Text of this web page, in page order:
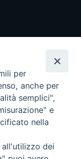
riservati - Vita
per
anche per
semplici",
e
nella
dei